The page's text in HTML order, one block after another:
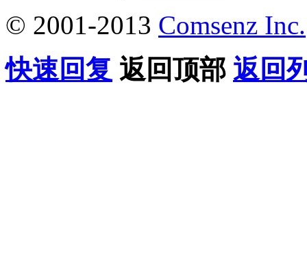
© 2001-2013 Comsenz Inc.
快速回复 返回顶部 返回